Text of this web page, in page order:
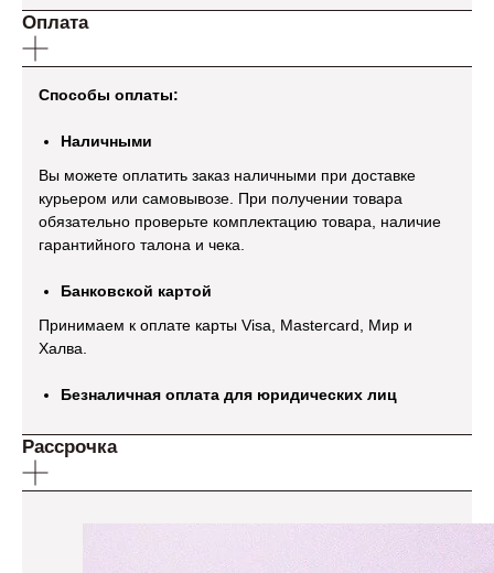
Оплата
Способы оплаты:
Наличными
Вы можете оплатить заказ наличными при доставке
курьером или самовывозе. При получении товара
обязательно проверьте комплектацию товара, наличие
гарантийного талона и чека.
Банковской картой
Принимаем к оплате карты Visa, Mastercard, Мир и
Халва.
Безналичная оплата для юридических лиц
Рассрочка